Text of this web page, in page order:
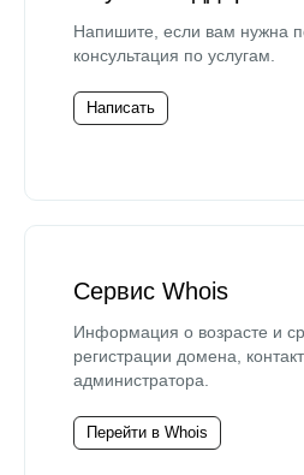
Напишите, если вам нужна
консультация по услугам.
Написать
Сервис Whois
Информация о возрасте и
регистрации домена,
администратора.
Перейти в Whois